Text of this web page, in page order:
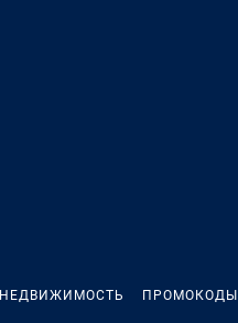
НЕДВИЖИМОСТЬ ПРОМОКОДЫ